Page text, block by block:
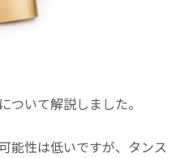
ついて解説しました。
能性は低いですが、タンス